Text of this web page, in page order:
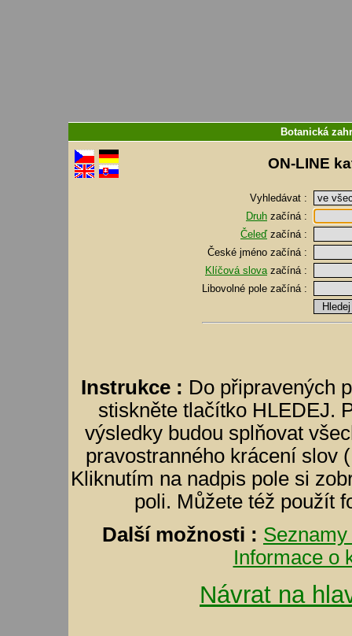
Botanická
ON-LINE
Vyhledávat :
Druh začíná :
Čeleď začíná :
České jméno začíná :
Klíčová slova začíná :
Libovolné pole začíná :
Instrukce : Do připravených
stiskněte tlačítko HLEDEJ.
výsledky budou splňovat
pravostranného krácení slov
Kliknutím na nadpis pole si
poli. Můžete též použít
Další možnosti :
Informace o
Návrat na